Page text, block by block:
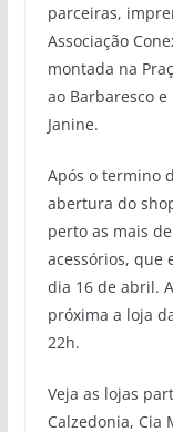
parceiras,
Associação
montada na
ao Barbaresco
Janine.
Após o termino
abertura do
perto as mais
acessórios, que
dia 16 de abril.
próxima a loja
22h.
Veja as lojas
Calzedonia, Cia